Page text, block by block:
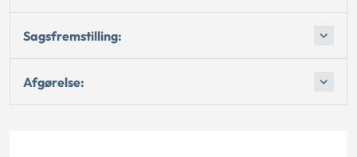
Sagsfremstilling:
Afgørelse: